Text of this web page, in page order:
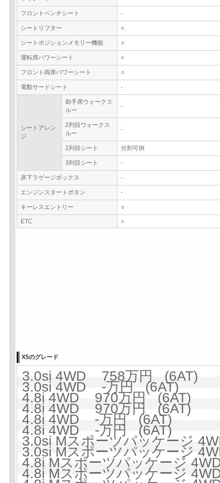
フロントベンチシート -
シートリフター ○
シートポジションメモリー機能 ○
運転席パワーシート ○
フロント両席パワーシート ○
電動サードシート -
シートアレン
ジ
助手席ウォークス
ルー
-
2列目ウォークス
ルー
-
2列目シート 分割可倒
3列目シート -
床下ラゲージボックス -
エンジンスタートボタン -
キーレスエントリー ○
ETC ○
X5のグレード
3.0si 4WD 758万円 (6AT)
3.0si 4WD -万円 (6AT)
4.8i 4WD 970万円 (6AT)
4.8i 4WD 970万円 (6AT)
4.8i 4WD -万円 (6AT)
4.8i 4WD -万円 (6AT)
3.0si Mスポーツパッケージ
3.0si Mスポーツパッケージ
4.8i Mスポーツパッケージ
4.8i Mスポーツパッケージ